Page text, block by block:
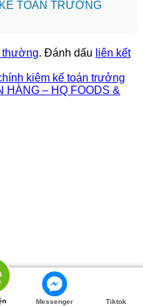
TOÁN TRƯỞNG
thường. Đánh dấu liên kết
kiêm kế toán trưởng
HÀNG – HQ FOODS &
Messenger Tiktok